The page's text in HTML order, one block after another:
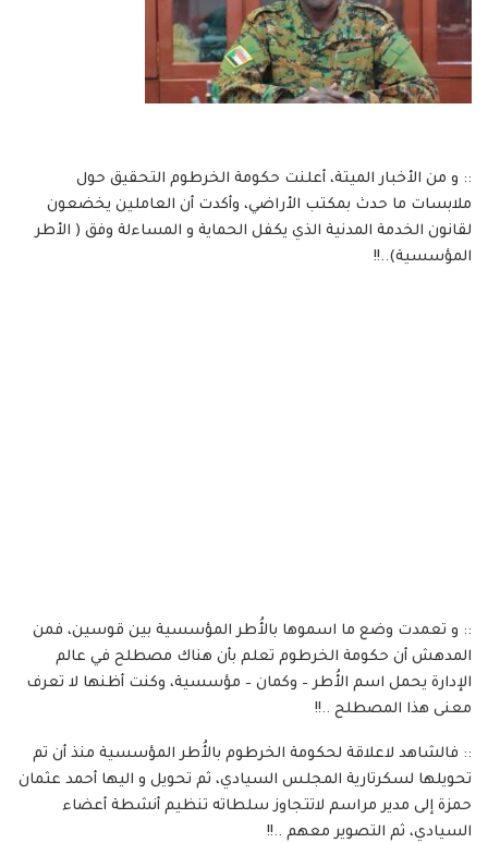
:: و من الأخبار الميتة، أعلنت حكومة الخرطوم التحقيق حول
ملابسات ما حدث بمكتب الأراضي، ‏وأكدت أن العاملين يخضعون
لقانون الخدمة المدنية الذي يكفل الحماية و المساءلة وفق ( الأطر
المؤسسية)..!!
:: و تعمدت وضع ما اسموها بالأُطر المؤسسية بين قوسين، فمن
المدهش أن حكومة الخرطوم تعلم بأن هناك مصطلح في عالم
الإدارة يحمل اسم الأُطر – وكمان – مؤسسية، وكنت أظنها لا تعرف
معنى هذا المصطلح ..!!
:: فالشاهد لاعلاقة لحكومة الخرطوم بالأُطر المؤسسية منذ أن تم
تحويلها لسكرتارية المجلس السيادي، ثم تحويل و اليها أحمد عثمان
حمزة إلى مدير مراسم لاتتجاوز سلطاته تنظيم أنشطة أعضاء
السيادي، ثم التصوير معهم ..!!